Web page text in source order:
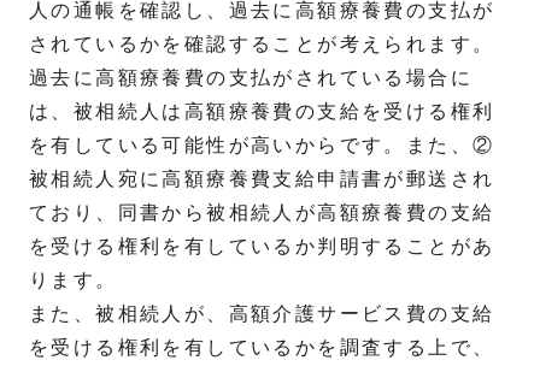
人の通帳を確認し、過去に高額療養費の支払が
されているかを確認することが考えられます。
過去に高額療養費の支払がされている場合に
は、被相続人は高額療養費の支給を受ける権利
を有している可能性が高いからです。また、②
被相続人宛に高額療養費支給申請書が郵送され
ており、同書から被相続人が高額療養費の支給
を受ける権利を有しているか判明することがあ
ります。
また、被相続人が、高額介護サービス費の支給
を受ける権利を有しているかを調査する上で、